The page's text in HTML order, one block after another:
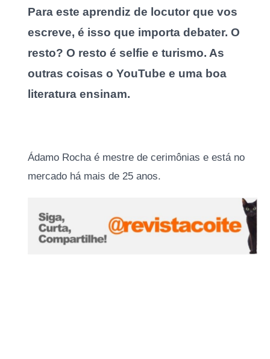
Para este aprendiz de locutor que vos
escreve, é isso que importa debater. O
resto? O resto é selfie e turismo. As
outras coisas o YouTube e uma boa
literatura ensinam.
Ádamo Rocha é mestre de cerimônias e está no
mercado há mais de 25 anos.